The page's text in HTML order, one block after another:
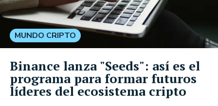
MUNDO CRIPTO
Binance lanza "Seeds": así es el
programa para formar futuros
líderes del ecosistema cripto